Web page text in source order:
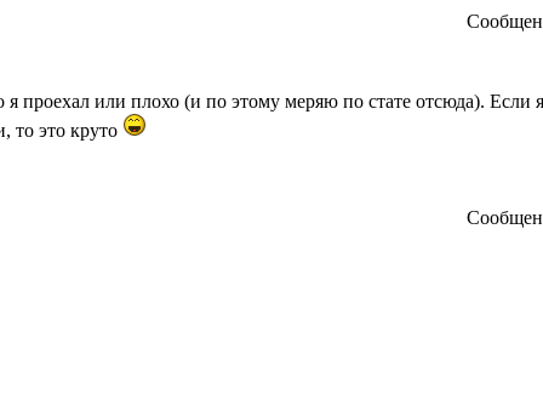
проехал или плохо (и по этому меряю по стате отсюда). Если
то это круто